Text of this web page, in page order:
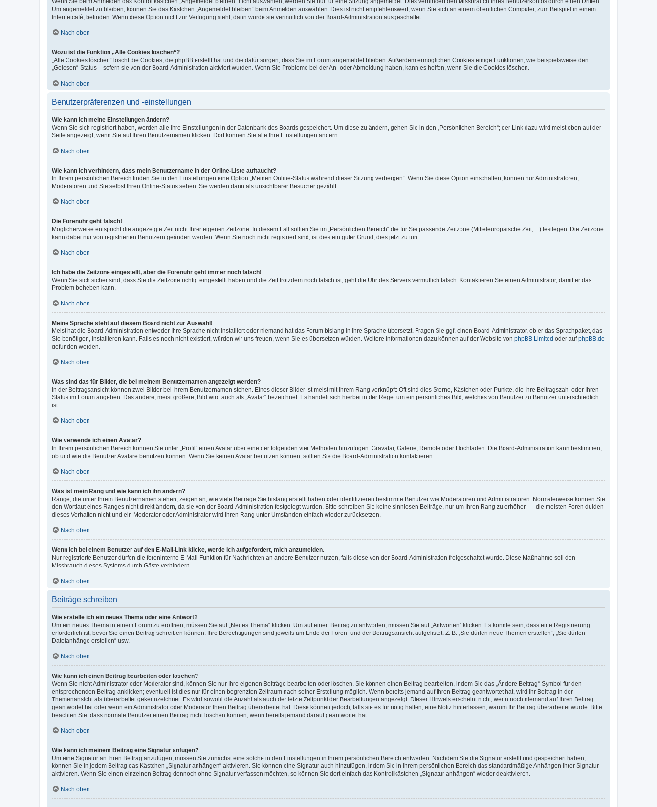
Um angemeldet zu bleiben, können Sie das Kästchen „Angemeldet bleiben“ beim Anmelden auswählen. Dies ist nicht empfehlenswert, wenn Sie sich an einem öffentlichen Computer, zum Beispiel in einem
Internetcafé, befinden. Wenn diese Option nicht zur Verfügung steht, dann wurde sie vermutlich von der Board-Administration ausgeschaltet.
Nach oben
Wozu ist die Funktion „Alle Cookies löschen“?
„Alle Cookies löschen“ löscht die Cookies, die phpBB erstellt hat und die dafür sorgen, dass Sie im Forum angemeldet bleiben. Außerdem ermöglichen Cookies einige Funktionen, wie beispielsweise den
„Gelesen“-Status – sofern sie von der Board-Administration aktiviert wurden. Wenn Sie Probleme bei der An- oder Abmeldung haben, kann es helfen, wenn Sie die Cookies löschen.
Nach oben
Benutzerpräferenzen und -einstellungen
Wie kann ich meine Einstellungen ändern?
Wenn Sie sich registriert haben, werden alle Ihre Einstellungen in der Datenbank des Boards gespeichert. Um diese zu ändern, gehen Sie in den „Persönlichen Bereich“; der Link dazu wird meist oben auf der
Seite angezeigt, wenn Sie auf Ihren Benutzernamen klicken. Dort können Sie alle Ihre Einstellungen ändern.
Nach oben
Wie kann ich verhindern, dass mein Benutzername in der Online-Liste auftaucht?
In Ihrem persönlichen Bereich finden Sie in den Einstellungen eine Option „Meinen Online-Status während dieser Sitzung verbergen“. Wenn Sie diese Option einschalten, können nur Administratoren,
Moderatoren und Sie selbst Ihren Online-Status sehen. Sie werden dann als unsichtbarer Besucher gezählt.
Nach oben
Die Forenuhr geht falsch!
Möglicherweise entspricht die angezeigte Zeit nicht Ihrer eigenen Zeitzone. In diesem Fall sollten Sie im „Persönlichen Bereich“ die für Sie passende Zeitzone (Mitteleuropäische Zeit, ...) festlegen. Die Zeitzone
kann dabei nur von registrierten Benutzern geändert werden. Wenn Sie noch nicht registriert sind, ist dies ein guter Grund, dies jetzt zu tun.
Nach oben
Ich habe die Zeitzone eingestellt, aber die Forenuhr geht immer noch falsch!
Wenn Sie sich sicher sind, dass Sie die Zeitzone richtig eingestellt haben und die Zeit trotzdem noch falsch ist, geht die Uhr des Servers vermutlich falsch. Kontaktieren Sie einen Administrator, damit er das
Problem beheben kann.
Nach oben
Meine Sprache steht auf diesem Board nicht zur Auswahl!
Meist hat die Board-Administration entweder Ihre Sprache nicht installiert oder niemand hat das Forum bislang in Ihre Sprache übersetzt. Fragen Sie ggf. einen Board-Administrator, ob er das Sprachpaket, das
Sie benötigen, installieren kann. Falls es noch nicht existiert, würden wir uns freuen, wenn Sie es übersetzen würden. Weitere Informationen dazu können auf der Website von phpBB Limited oder aufphpBB.de
gefunden werden.
Nach oben
Was sind das für Bilder, die bei meinem Benutzernamen angezeigt werden?
In der Beitragsansicht können zwei Bilder bei Ihrem Benutzernamen stehen. Eines dieser Bilder ist meist mit Ihrem Rang verknüpft: Oft sind dies Sterne, Kästchen oder Punkte, die Ihre Beitragszahl oder Ihren
Status im Forum angeben. Das andere, meist größere, Bild wird auch als „Avatar“ bezeichnet. Es handelt sich hierbei in der Regel um ein persönliches Bild, welches von Benutzer zu Benutzer unterschiedlich
ist.
Nach oben
Wie verwende ich einen Avatar?
In Ihrem persönlichen Bereich können Sie unter „Profil“ einen Avatar über eine der folgenden vier Methoden hinzufügen: Gravatar, Galerie, Remote oder Hochladen. Die Board-Administration kann bestimmen,
ob und wie die Benutzer Avatare benutzen können. Wenn Sie keinen Avatar benutzen können, sollten Sie die Board-Administration kontaktieren.
Nach oben
Was ist mein Rang und wie kann ich ihn ändern?
Ränge, die unter Ihrem Benutzernamen stehen, zeigen an, wie viele Beiträge Sie bislang erstellt haben oder identifizieren bestimmte Benutzer wie Moderatoren und Administratoren. Normalerweise können Sie
den Wortlaut eines Ranges nicht direkt ändern, da sie von der Board-Administration festgelegt wurden. Bitte schreiben Sie keine sinnlosen Beiträge, nur um Ihren Rang zu erhöhen — die meisten Foren dulden
dieses Verhalten nicht und ein Moderator oder Administrator wird Ihren Rang unter Umständen einfach wieder zurücksetzen.
Nach oben
Wenn ich bei einem Benutzer auf den E-Mail-Link klicke, werde ich aufgefordert, mich anzumelden.
Nur registrierte Benutzer dürfen die foreninterne E-Mail-Funktion für Nachrichten an andere Benutzer nutzen, falls diese von der Board-Administration freigeschaltet wurde. Diese Maßnahme soll den
Missbrauch dieses Systems durch Gäste verhindern.
Nach oben
Beiträge schreiben
Wie erstelle ich ein neues Thema oder eine Antwort?
Um ein neues Thema in einem Forum zu eröffnen, müssen Sie auf „Neues Thema“ klicken. Um auf einen Beitrag zu antworten, müssen Sie auf „Antworten“ klicken. Es könnte sein, dass eine Registrierung
erforderlich ist, bevor Sie einen Beitrag schreiben können. Ihre Berechtigungen sind jeweils am Ende der Foren- und der Beitragsansicht aufgelistet. Z. B. „Sie dürfen neue Themen erstellen“, „Sie dürfen
Dateianhänge erstellen“ usw.
Nach oben
Wie kann ich einen Beitrag bearbeiten oder löschen?
Wenn Sie nicht Administrator oder Moderator sind, können Sie nur Ihre eigenen Beiträge bearbeiten oder löschen. Sie können einen Beitrag bearbeiten, indem Sie das „Ändere Beitrag“-Symbol für den
entsprechenden Beitrag anklicken; eventuell ist dies nur für einen begrenzten Zeitraum nach seiner Erstellung möglich. Wenn bereits jemand auf Ihren Beitrag geantwortet hat, wird Ihr Beitrag in der
Themenansicht als überarbeitet gekennzeichnet. Es wird sowohl die Anzahl als auch der letzte Zeitpunkt der Bearbeitungen angezeigt. Dieser Hinweis erscheint nicht, wenn noch niemand auf Ihren Beitrag
geantwortet hat oder wenn ein Administrator oder Moderator Ihren Beitrag überarbeitet hat. Diese können jedoch, falls sie es für nötig halten, eine Notiz hinterlassen, warum Ihr Beitrag überarbeitet wurde. Bitte
beachten Sie, dass normale Benutzer einen Beitrag nicht löschen können, wenn bereits jemand darauf geantwortet hat.
Nach oben
Wie kann ich meinem Beitrag eine Signatur anfügen?
Um eine Signatur an Ihren Beitrag anzufügen, müssen Sie zunächst eine solche in den Einstellungen in Ihrem persönlichen Bereich entwerfen. Nachdem Sie die Signatur erstellt und gespeichert haben,
können Sie in jedem Beitrag das Kästchen „Signatur anhängen“ aktivieren. Sie können eine Signatur auch hinzufügen, indem Sie in Ihrem persönlichen Bereich das standardmäßige Anhängen Ihrer Signatur
aktivieren. Wenn Sie einen einzelnen Beitrag dennoch ohne Signatur verfassen möchten, so können Sie dort einfach das Kontrollkästchen „Signatur anhängen“ wieder deaktivieren.
Nach oben